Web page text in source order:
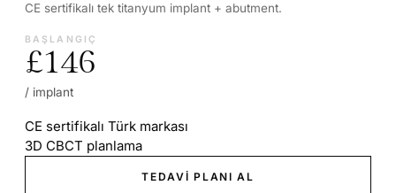
CE sertifikalı tek titanyum implant + abutment.
BAŞLANGIÇ
£146
/ implant
CE sertifikalı Türk markası
3D CBCT planlama
TEDAVI PLANI AL